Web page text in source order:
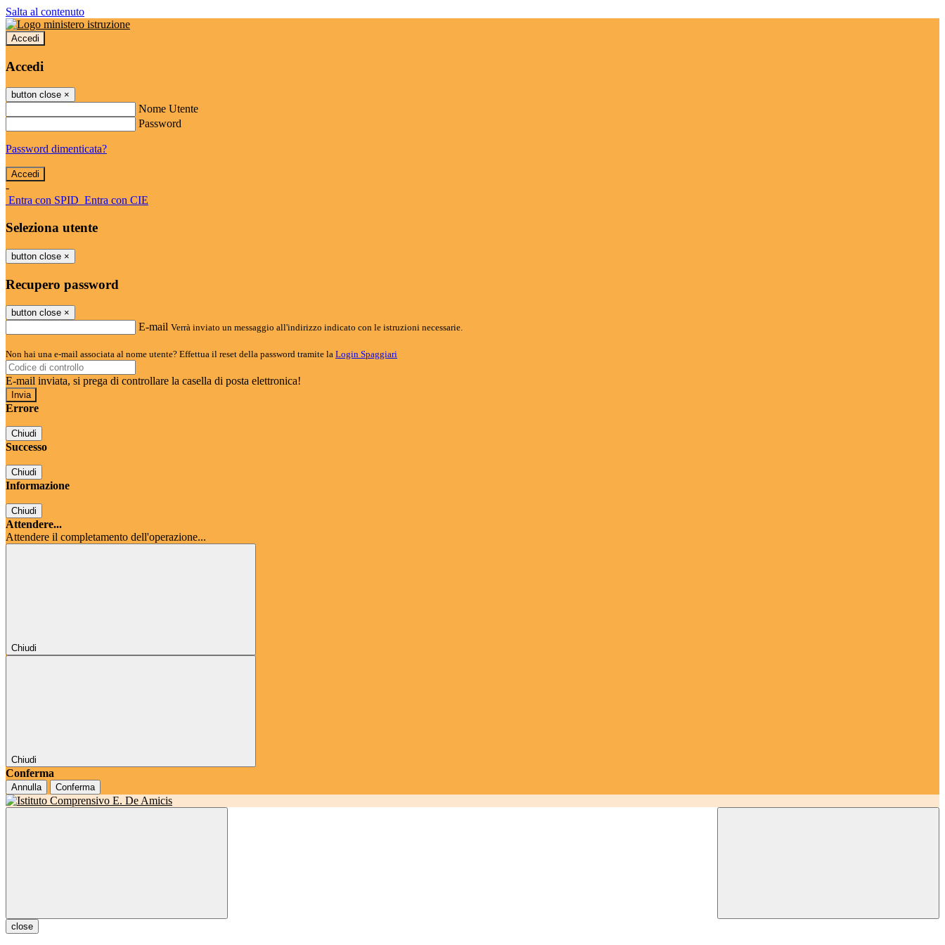
Salta al contenuto
Accedi
Accedi
button close ×
Nome Utente
Password
Password dimenticata?
-
Entra con SPID Entra con CIE
Seleziona utente
button close ×
Recupero password
button close ×
E-mail Verrà inviato un messaggio all'indirizzo indicato con le istruzioni necessarie.
Non hai una e-mail associata al nome utente? Effettua il reset della password tramite la Login Spaggiari
E-mail inviata, si prega di controllare la casella di posta elettronica!
Errore
Chiudi
Successo
Chiudi
Informazione
Chiudi
Attendere...
Attendere il completamento dell'operazione...
Chiudi
Chiudi
Conferma
Annulla Conferma
close